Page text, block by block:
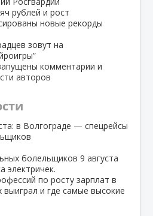
рублей и рост
новые рекорды
зовут на
комментарии и
авторов
в Волгограде — спецрейсы
болельщиков 9 августа
электричек.
по росту зарплат в
выиграл и где самые высокие